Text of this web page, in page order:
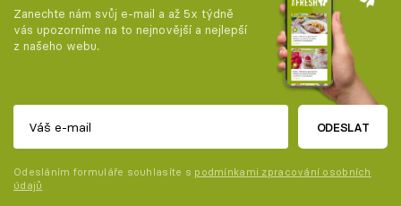
Zanechte nám svůj e-mail a až 5x týdně
vás upozorníme na to nejnovější a nejlepší
z našeho webu.
ODESLAT
Odesláním formuláře souhlasíte s podmínkami zpracování osobních
údajů